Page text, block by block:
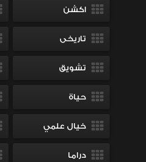
اكشن
تاريخى
تشويق
حياة
خيال علمي
دراما